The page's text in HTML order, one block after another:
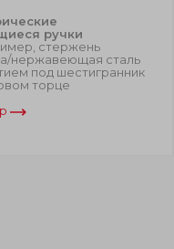
ручки
стержень
нержавеющая сталь
под шестигранник
торце